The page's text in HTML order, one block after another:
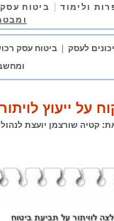
ולימוד | ביטוח
לעסק ביטוח עסק
על ייעוץ
: קטיה שורצמן יועצת לנהול